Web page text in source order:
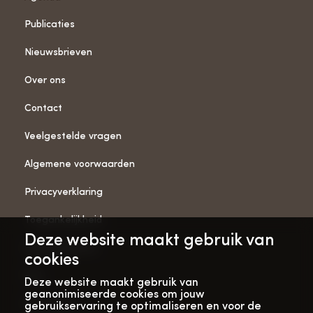
Deze website maakt gebruik van
cookies
Deze website maakt gebruik van
geanonimiseerde cookies om jouw
gebruikservaring te optimaliseren en voor de
Publicaties
Nieuwsbrieven
Over ons
Contact
Veelgestelde vragen
Algemene voorwaarden
Privacyverklaring
Toegankelijkheid
ANBI-gegevens
Pers
Vacatures